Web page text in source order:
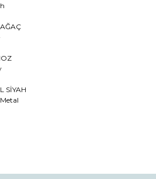
SİYAH
noktaları öneri formunu